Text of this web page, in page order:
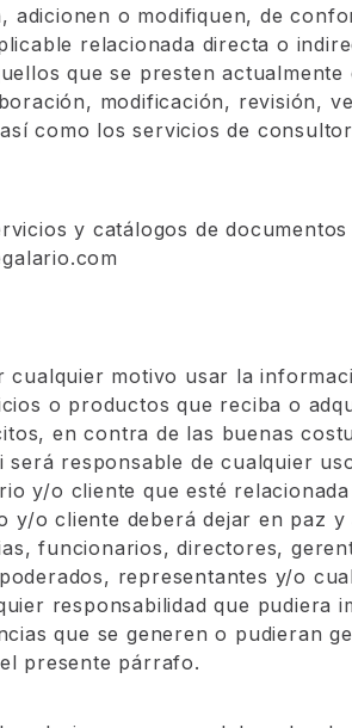
adicionen o modifiquen, de
relacionada directa o
que se presten actualmente
modificación, revisión,
como los servicios de
y catálogos de
motivo usar la
o productos que reciba o
en contra de las buenas
responsable de cualquier
y/o cliente que esté
o cliente deberá dejar en paz y
funcionarios, directores,
representantes y/o
responsabilidad que pudiera
que se generen o pudieran
presente párrafo.